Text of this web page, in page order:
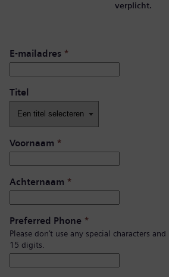
verplicht.
E-mailadres *
Titel
Voornaam *
Achternaam *
Preferred Phone *
Please don’t use any special characters
15 digits.